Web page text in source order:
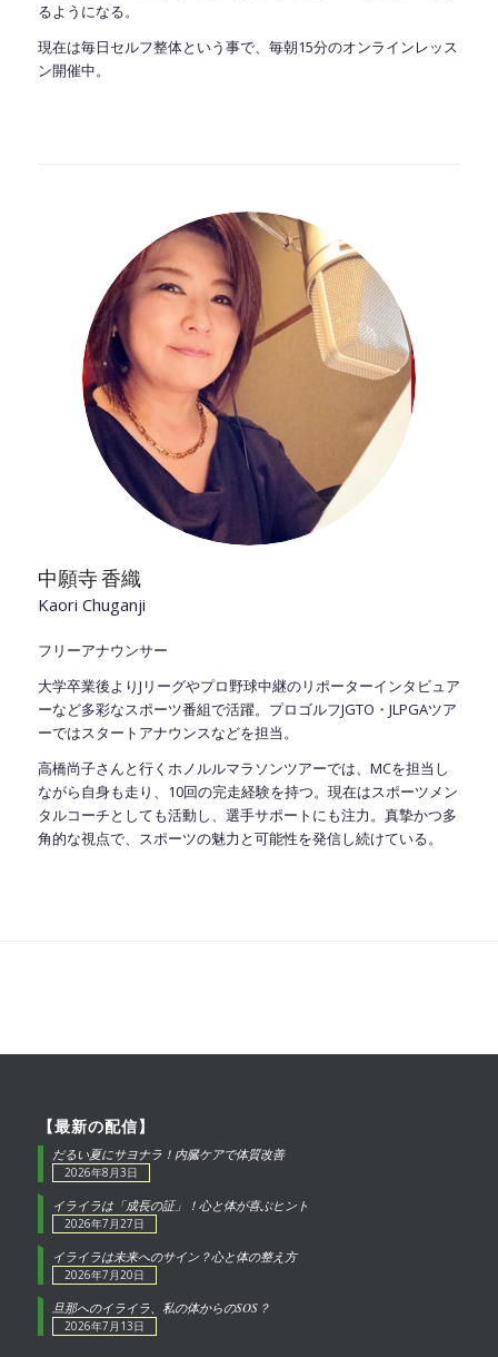
るようになる。
現在は毎日セルフ整体という事で、毎朝15分のオンラインレッス
ン開催中。
中願寺 香織
Kaori Chuganji
フリーアナウンサー
大学卒業後よりJ リーグやプロ野球中継のリポーターインタビュア
ーなど多彩なスポーツ番組で活躍。プロゴルフJGTO ・ JLPGAツア
ーではスタートアナウンスなどを担当。
高橋尚子さんと行くホノルルマラソンツアーでは、 MCを担当し
ながら自身も走り、 10回の完走経験を持つ。現在はスポーツメン
タルコーチとしても活動し、選手サポートにも注力。真摯かつ多
角的な視点で、スポーツの魅力と可能性を発信し続けている。
【最新の配信】
だるい夏にサヨナラ！内臓ケアで体質改善
2026年8月3日
イライラは「成長の証」！心と体が喜ぶヒント
2026年7月27日
イライラは未来へのサイン？心と体の整え方
2026年7月20日
旦那へのイライラ、私の体からのSOS？
2026年7月13日